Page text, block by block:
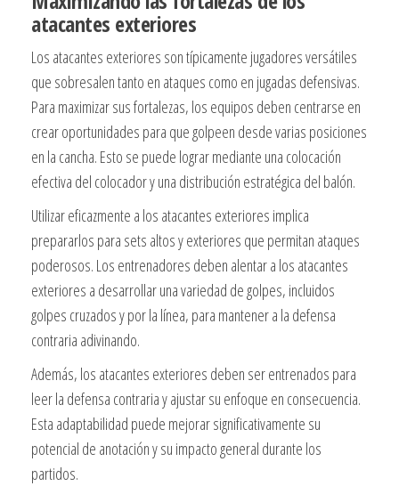
atacantes exteriores
Los atacantes exteriores son típicamente jugadores versátiles
que sobresalen tanto en ataques como en jugadas defensivas.
Para maximizar sus fortalezas, los equipos deben centrarse en
crear oportunidades para que golpeen desde varias posiciones
en la cancha. Esto se puede lograr mediante una colocación
efectiva del colocador y una distribución estratégica del balón.
Utilizar eficazmente a los atacantes exteriores implica
prepararlos para sets altos y exteriores que permitan ataques
poderosos. Los entrenadores deben alentar a los atacantes
exteriores a desarrollar una variedad de golpes, incluidos
golpes cruzados y por la línea, para mantener a la defensa
contraria adivinando.
Además, los atacantes exteriores deben ser entrenados para
leer la defensa contraria y ajustar su enfoque en consecuencia.
Esta adaptabilidad puede mejorar significativamente su
potencial de anotación y su impacto general durante los
partidos.